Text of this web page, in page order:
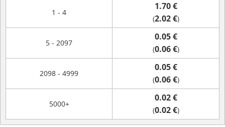
1 - 4
1.70 €
(2.02 €)
5 - 2097
0.05 €
(0.06 €)
2098 - 4999
0.05 €
(0.06 €)
5000+
0.02 €
(0.02 €)